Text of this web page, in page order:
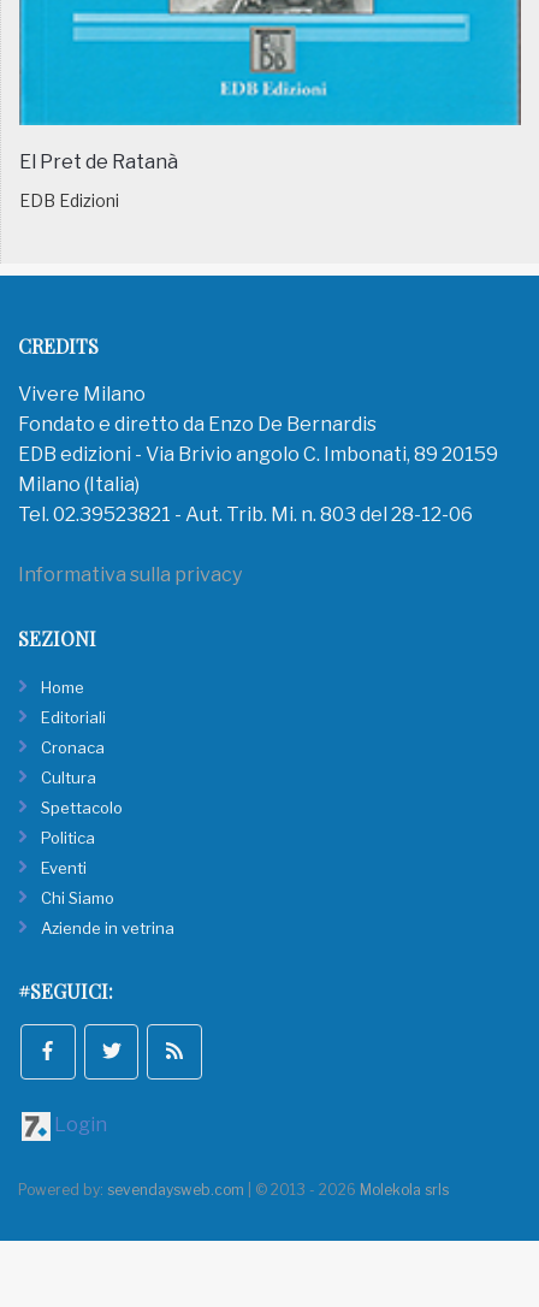
El Pret de Ratanà
EDB Edizioni
CREDITS
Vivere Milano
Fondato e diretto da Enzo De Bernardis
EDB edizioni - Via Brivio angolo C. Imbonati, 89 20159
Milano (Italia)
Tel. 02.39523821 - Aut. Trib. Mi. n. 803 del 28-12-06
Informativa sulla privacy
SEZIONI
Home
Editoriali
Cronaca
Cultura
Spettacolo
Politica
Eventi
Chi Siamo
Aziende in vetrina
#SEGUICI:
Login
Powered by: sevendaysweb.com | © 2013 - 2026 Molekola srls